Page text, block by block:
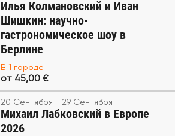
Илья Колмановский и Иван
Шишкин: научно-
гастрономическое шоу в
Берлине
В 1 городе
от 45,00 €
20 Сентября - 29 Сентября
Михаил Лабковский в Европе
2026